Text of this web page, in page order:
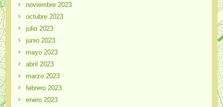
noviembre 2023
octubre 2023
julio 2023
junio 2023
mayo 2023
abril 2023
marzo 2023
febrero 2023
enero 2023